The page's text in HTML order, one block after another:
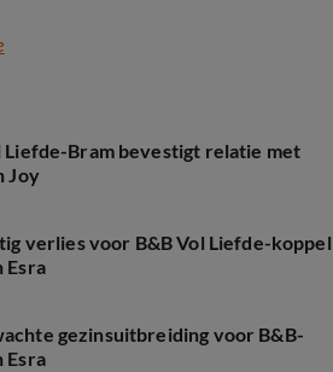
Liefde-Bram bevestigt relatie met
Joy
verlies voor B&B Vol Liefde-koppel
Esra
gezinsuitbreiding voor B&B-
Esra